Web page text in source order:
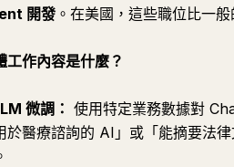
開發 。在美國，這些職位比一
工作內容是什麼？
微調： 使用特定業務數據對
於醫療諮詢的 AI」或「能摘要法